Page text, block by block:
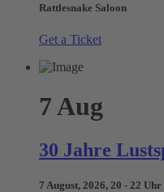
Rattlesnake Saloon
Get a Ticket
7Aug
30 Jahre
7 August, 2026, 20 - 22 Uhr